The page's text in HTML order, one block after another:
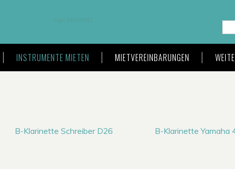
INSTRUMENTE MIETEN MIETVEREINBARUNGEN
B-Klarinette Schreiber D26 B-Klarinette Yamaha